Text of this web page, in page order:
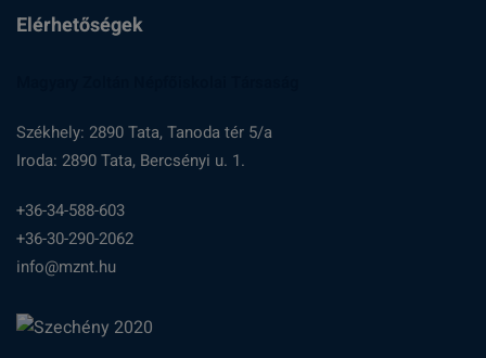
Elérhetőségek
Székhely: 2890 Tata, Tanoda tér 5/a
Iroda: 2890 Tata, Bercsényi u. 1.
+36-34-588-603
+36-30-290-2062
info@mznt.hu